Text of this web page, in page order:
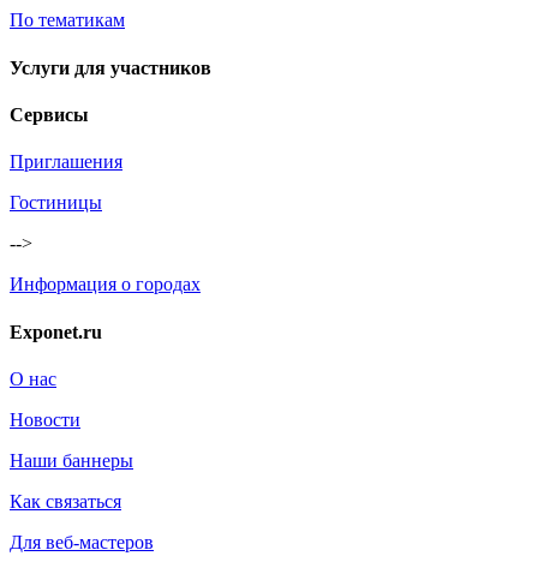
По тематикам
Услуги для участников
Сервисы
Приглашения
Гостиницы
-->
Информация о городах
Exponet.ru
О нас
Новости
Наши баннеры
Как связаться
Для веб-мастеров